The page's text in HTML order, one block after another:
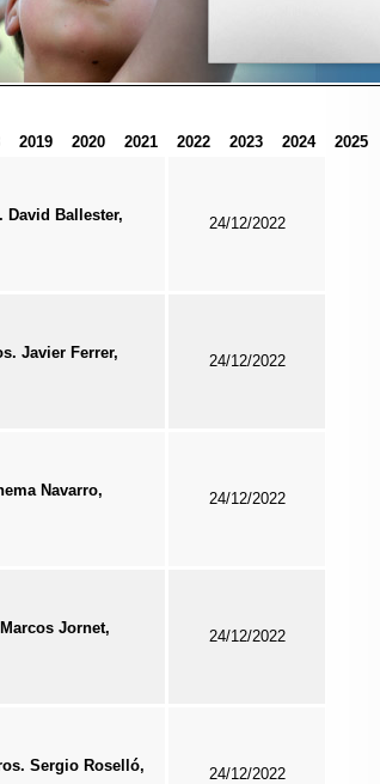
2019 2020 2021 2022 2023 2024 2025
David Ballester,
24/12/2022
Javier Ferrer,
24/12/2022
Navarro,
24/12/2022
Jornet,
24/12/2022
Sergio Roselló,
24/12/2022